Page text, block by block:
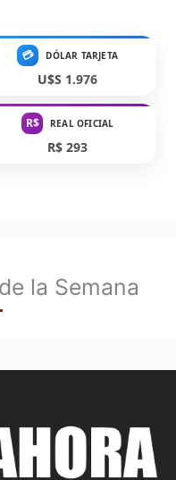
💳 DÓLAR TARJETA
U$S 1.976
R$ REAL OFICIAL
R$ 293
la Semana